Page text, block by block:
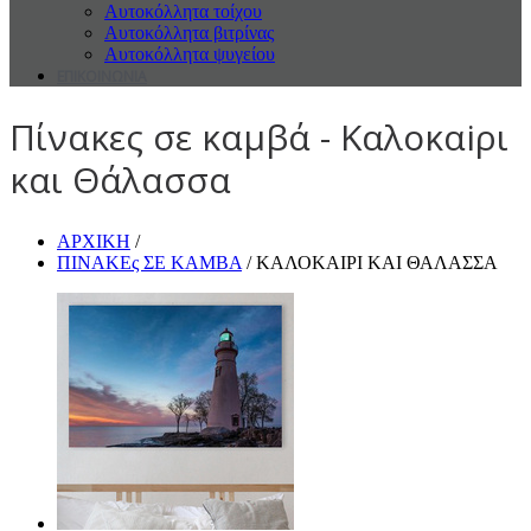
Αυτοκόλλητα τοίχου
Αυτοκόλλητα βιτρίνας
Αυτοκόλλητα ψυγείου
Πίνακες σε καμβά - Καλοκαiρι
και Θάλασσα
ΑΡΧΙΚΗ /
ΠΙΝΑΚΕς ΣΕ ΚΑΜΒΑ / ΚΑΛΟΚΑIΡΙ ΚΑΙ ΘΑΛΑΣΣΑ